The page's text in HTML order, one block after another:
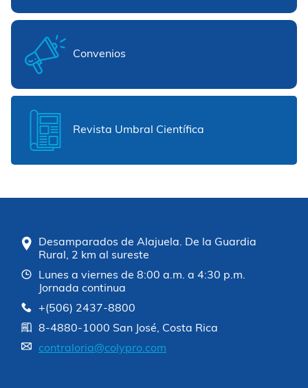
Convenios
Revista Umbral Científica
Desamparados de Alajuela. De la Guardia
Rural, 2 km al sureste
Lunes a viernes de 8:00 a.m. a 4:30 p.m.
Jornada continua
+(506) 2437-8800
8-4880-1000 San José, Costa Rica
contraloria@colypro.com